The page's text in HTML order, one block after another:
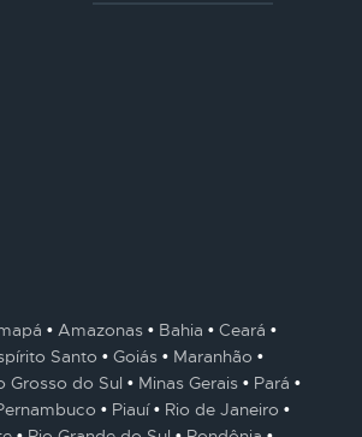
Amazonas Bahia
Ceará
Santo Goiás
Maranhão
Grosso do Sul Minas Gerais
Pará
Piauí
Rio de Janeiro